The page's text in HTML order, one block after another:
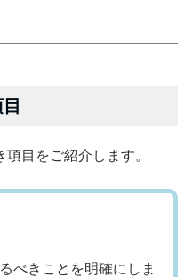
目をご紹介します。
べきことを明確にしま